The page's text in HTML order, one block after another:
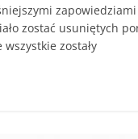
zostać usuniętych
zostały